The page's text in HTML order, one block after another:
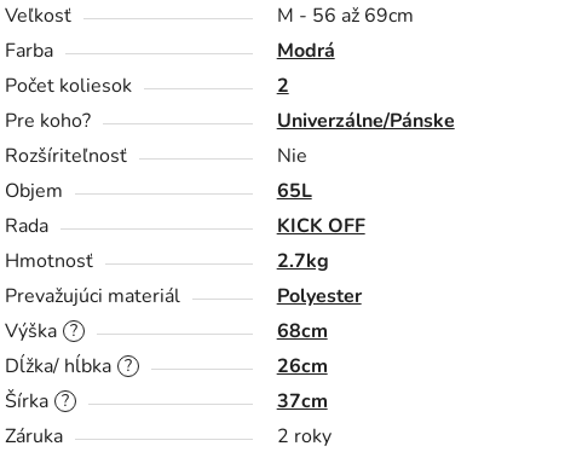
Veľkosť
M - 56 až 69cm
Farba
Modrá
Počet koliesok
2
Pre koho?
Univerzálne/Pánske
Rozšíriteľnosť
Nie
Objem
65L
Rada
KICK OFF
Hmotnosť
2.7kg
Prevažujúci materiál
Polyester
?
Výška 68cm
?
Dĺžka/ hĺbka 26cm
?
Šírka
37cm
Záruka
2 roky